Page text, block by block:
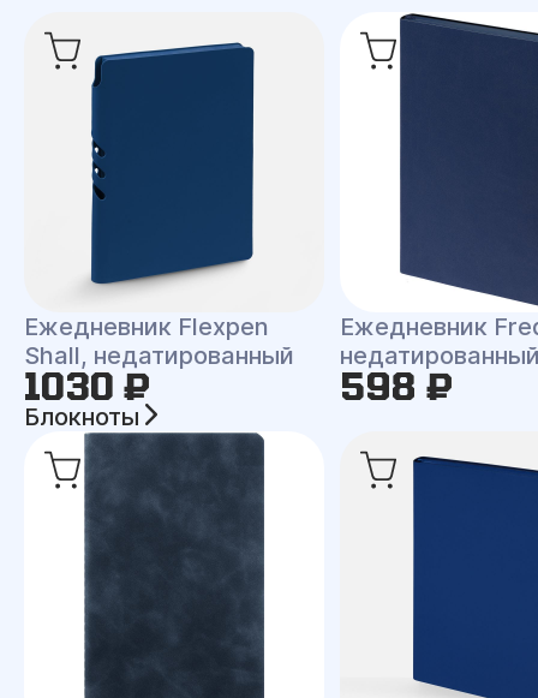
Ежедневник Flexpen
Shall, недатированный
1030 ₽
Ежедневник
598 ₽
Блокноты